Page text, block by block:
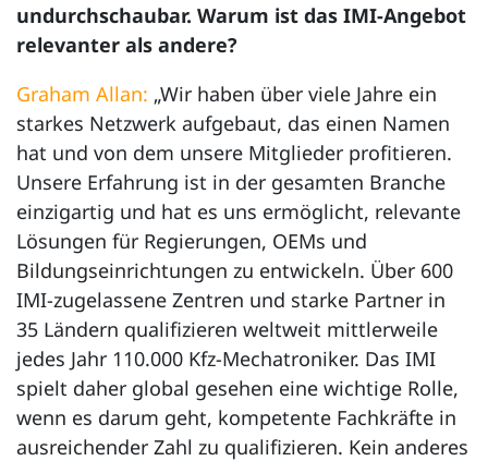
undurchschaubar. Warum ist das IMI-Angebot
relevanter als andere?
Graham Allan: „Wir haben über viele Jahre ein
starkes Netzwerk aufgebaut, das einen Namen
hat und von dem unsere Mitglieder profitieren.
Unsere Erfahrung ist in der gesamten Branche
einzigartig und hat es uns ermöglicht, relevante
Lösungen für Regierungen, OEMs und
Bildungseinrichtungen zu entwickeln. Über 600
IMI-zugelassene Zentren und starke Partner in
35 Ländern qualifizieren weltweit mittlerweile
jedes Jahr 110.000 Kfz-Mechatroniker. Das IMI
spielt daher global gesehen eine wichtige Rolle,
wenn es darum geht, kompetente Fachkräfte in
ausreichender Zahl zu qualifizieren. Kein anderes